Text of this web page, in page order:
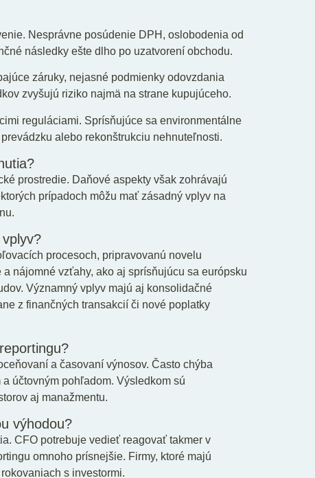
Nesprávne posúdenie DPH, oslobodenia od
následky ešte dlho po uzatvorení obchodu.
záruky, nejasné podmienky odovzdania
zvyšujú riziko najmä na strane kupujúceho.
reguláciami. Sprísňujúce sa environmentálne
alebo rekonštrukciu nehnuteľnosti.
prostredie. Daňové aspekty však zohrávajú
prípadoch môžu mať zásadný vplyv na
procesoch, pripravovanú novelu
nájomné vzťahy, ako aj sprísňujúcu sa európsku
Významný vplyv majú aj konsolidačné
z finančných transakcií či nové poplatky
a časovaní výnosov. Často chýba
účtovným pohľadom. Výsledkom sú
aj manažmentu.
výhodou?
CFO potrebuje vedieť reagovať takmer v
omnoho prísnejšie. Firmy, ktoré majú
s investormi.